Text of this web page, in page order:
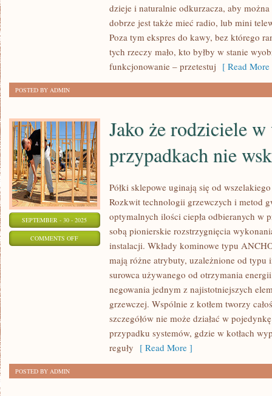
dzieje i naturalnie odkurzacza, aby
dobrze jest także mieć radio, lub mini
Poza tym ekspres do kawy, bez którego
tych rzeczy mało, kto byłby w stanie
funkcjonowanie – przetestuj [ Read
POSTED BY ADMIN
SEPTEMBER - 30 - 2025
COMMENTS OFFON
Jako że rodziciele
przypadkach nie
Półki sklepowe uginają się od
Rozkwit technologii grzewczych i metod
optymalnych ilości ciepła odbieranych w
sobą pionierskie rozstrzygnięcia
instalacji. Wkłady kominowe typu
mają różne atrybuty, uzależnione od typu
surowca używanego od otrzymania
negowania jednym z najistotniejszych
grzewczej. Wspólnie z kotłem tworzy
szczegółów nie może działać w
przypadku systemów, gdzie w kotłach
reguły [ Read More ]
POSTED BY ADMIN